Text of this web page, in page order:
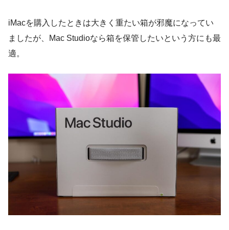
iMacを購入したときは大きく重たい箱が邪魔になってい
ましたが、Mac Studioなら箱を保管したいという方にも最
適。